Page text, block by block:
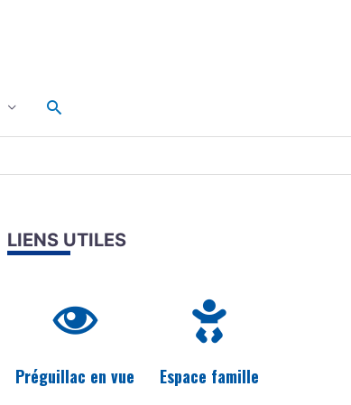
Rechercher
LIENS UTILES
Préguillac en vue Espace famille